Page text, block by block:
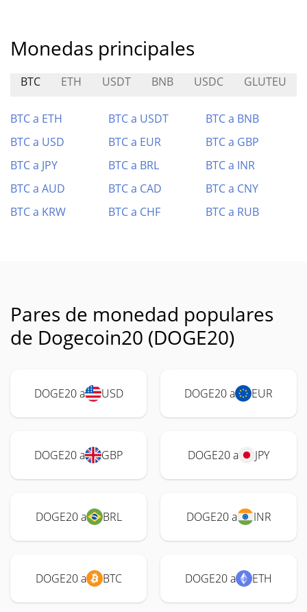
Monedas principales
BTC ETH USDT BNB USDC GLUTEU
BTC a ETH BTC a USDT
BTC a BNB
BTC a USD
BTC a EUR
BTC a GBP
BTC a JPY
BTC a BRL
BTC a INR
BTC a AUD
BTC a CAD
BTC a CNY
BTC a KRW
BTC a CHF BTC a RUB
Pares de monedad populares
de Dogecoin20 (DOGE20)
DOGE20 a USD DOGE20 a EUR
DOGE20 a GBP DOGE20 a JPY
DOGE20 a BRL DOGE20 a INR
DOGE20 a BTC DOGE20 a ETH